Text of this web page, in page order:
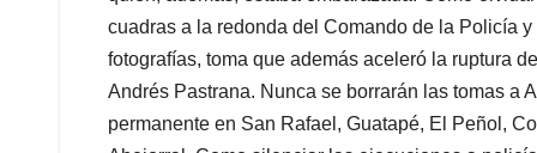
cuadras a la redonda del Comando de la Policía
fotografías, toma que además aceleró la ruptura
Andrés Pastrana. Nunca se borrarán las tomas a
permanente en San Rafael, Guatapé, El Peñol,